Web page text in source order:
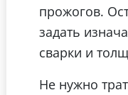
прожогов.
задать
сварки и
Не нужно